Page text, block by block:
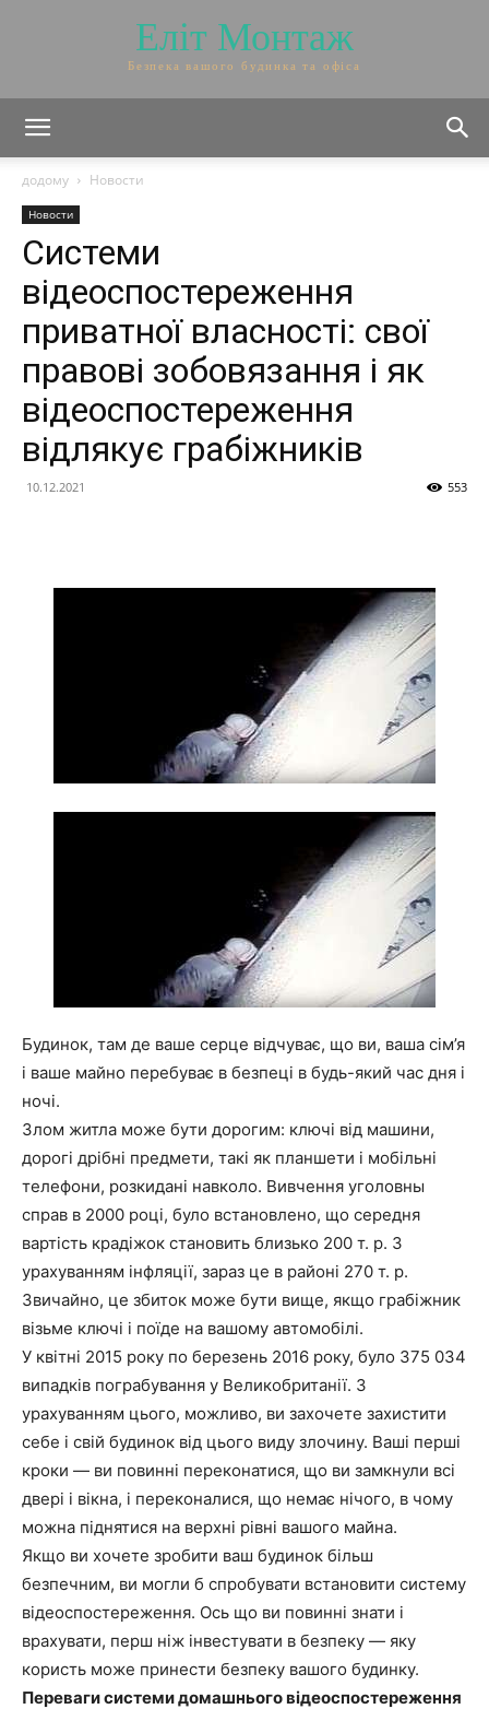
Еліт Монтаж
Безпека вашого будинка та офіса
додому Новости
Новости
Системи
відеоспостереження
приватної власності: свої
правові зобовязання і як
відеоспостереження
відлякує грабіжників
10.12.2021 553
Будинок, там де ваше серце відчуває, що ви, ваша сім’я
і ваше майно перебуває в безпеці в будь-який час дня і
ночі.
Злом житла може бути дорогим: ключі від машини,
дорогі дрібні предмети, такі як планшети і мобільні
телефони, розкидані навколо. Вивчення уголовны
справ в 2000 році, було встановлено, що середня
вартість крадіжок становить близько 200 т. р. З
урахуванням інфляції, зараз це в районі 270 т. р.
Звичайно, це збиток може бути вище, якщо грабіжник
візьме ключі і поїде на вашому автомобілі.
У квітні 2015 року по березень 2016 року, було 375 034
випадків пограбування у Великобританії. З
урахуванням цього, можливо, ви захочете захистити
себе і свій будинок від цього виду злочину. Ваші перші
кроки — ви повинні переконатися, що ви замкнули всі
двері і вікна, і переконалися, що немає нічого, в чому
можна піднятися на верхні рівні вашого майна.
Якщо ви хочете зробити ваш будинок більш
безпечним, ви могли б спробувати встановити систему
відеоспостереження. Ось що ви повинні знати і
врахувати, перш ніж інвестувати в безпеку — яку
користь може принести безпеку вашого будинку.
Переваги системи домашнього відеоспостереження